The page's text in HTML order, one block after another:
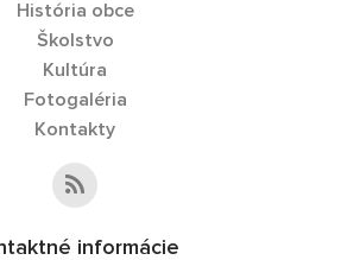
História obce
Školstvo
Kultúra
Fotogaléria
Kontakty
informácie